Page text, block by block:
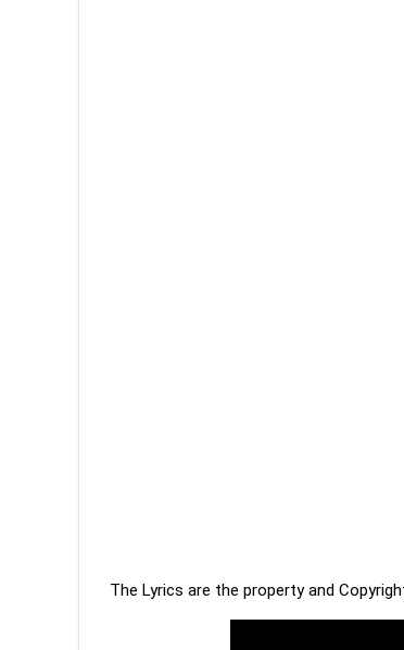
The Lyrics are the property and